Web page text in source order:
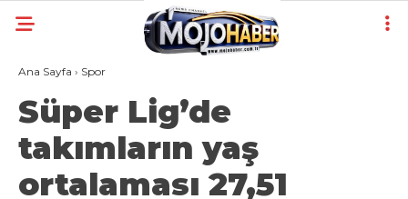
Ana Sayfa › Spor
Süper Lig’de
takımların yaş
ortalaması 27,51